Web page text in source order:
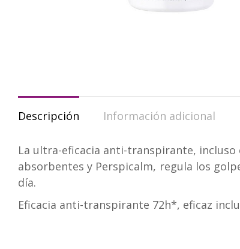
Descripción Información adicional
La ultra-eficacia anti-transpirante,
absorbentes y Perspicalm, regula los
día.
Eficacia anti-transpirante 72h*, eficaz